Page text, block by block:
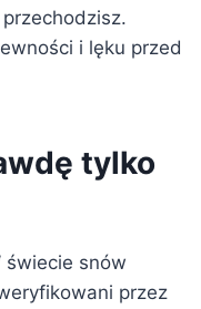
i lęku przed
tylko
świecie snów
przez